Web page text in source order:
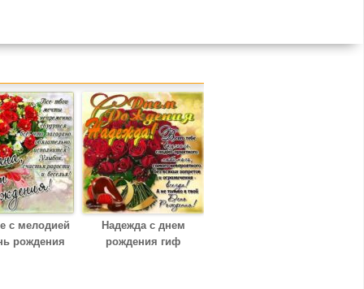
с мелодией
рождения
Надежда с днем
рождения гиф